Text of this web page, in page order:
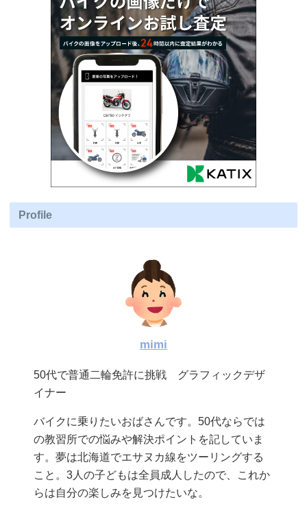
Profile
mimi
50代で普通二輪免許に挑戦 グラフィックデザ
イナー
バイクに乗りたいおばさんです。50代ならでは
の教習所での悩みや解決ポイントを記していま
す。夢は北海道でエサヌカ線をツーリングする
こと。3人の子どもは全員成人したので、これか
らは自分の楽しみを見つけたいな。